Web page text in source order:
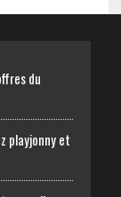
du
playjonny et